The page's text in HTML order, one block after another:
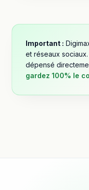
Important :
et réseaux
dépensé
gardez 100% le